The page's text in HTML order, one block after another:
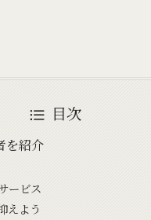
目次
を紹介
ービス
えよう